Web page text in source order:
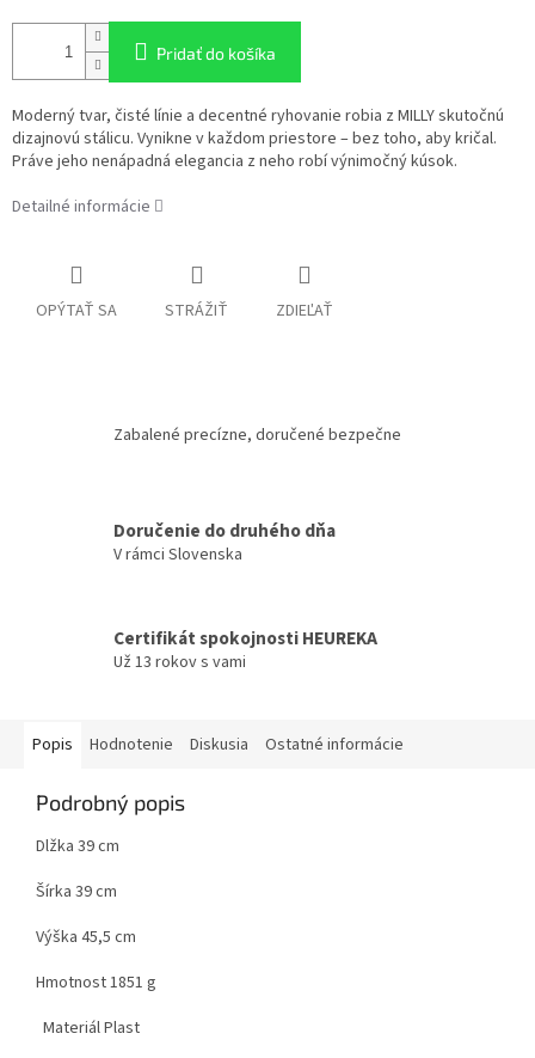
Pridať do košíka
Moderný tvar, čisté línie a decentné ryhovanie robia z MILLY skutočnú
dizajnovú stálicu. Vynikne v každom priestore – bez toho, aby kričal.
Práve jeho nenápadná elegancia z neho robí výnimočný kúsok.
Detailné informácie
OPÝTAŤ SA STRÁŽIŤ ZDIEĽAŤ
Zabalené precízne, doručené bezpečne
Doručenie do druhého dňa
V rámci Slovenska
Certifikát spokojnosti HEUREKA
Už 13 rokov s vami
Popis Hodnotenie Diskusia Ostatné informácie
Podrobný popis
Dlžka 39 cm
Šírka 39 cm
Výška 45,5 cm
Hmotnost 1851 g
Materiál Plast